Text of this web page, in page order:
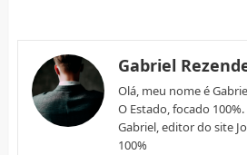
Gabriel
Olá, meu nome é
O Estado, focado
Gabriel, editor do site
100%